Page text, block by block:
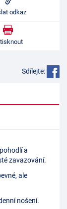
odkaz
Sdílejte:
a
zavazování.
ale
nošení.